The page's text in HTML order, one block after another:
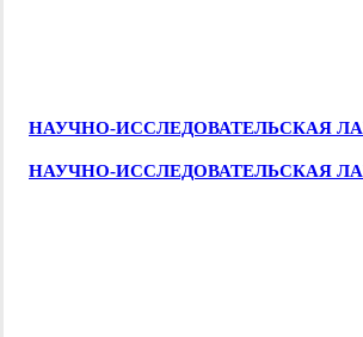
НАУЧНО-ИССЛЕДОВАТЕЛЬСКАЯ
НАУЧНО-ИССЛЕДОВАТЕЛЬСКАЯ